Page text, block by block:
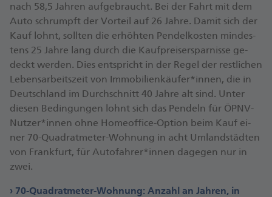
nach 58,5 Jah­ren auf­ge­braucht. Bei der Fahrt mit dem
Au­to schrumpft der Vor­teil auf 26 Jah­re. Da­mit sich der
Kauf lohnt, soll­ten die er­höh­ten Pen­del­kos­ten min­des­
tens 25 Jah­re lang durch die Kauf­prei­ser­spar­nis­se ge­
deckt wer­den. Dies ent­spricht in der Re­gel der rest­li­chen
Le­bens­ar­beits­zeit von Im­mo­bi­li­en­käu­fer*in­nen, die in
Deutsch­land im Durch­schnitt 40 Jah­re alt sind. Un­ter
die­sen Be­din­gun­gen lohnt sich das Pen­deln für ÖPNV-
Nut­zer*in­nen oh­ne Ho­me­of­fice-Op­ti­on beim Kauf ei­
ner 70-Qua­drat­me­ter-Woh­nung in acht Um­land­städ­ten
von Frank­furt, für Au­to­fah­rer*in­nen da­ge­gen nur in
zwei.
70-Quadratmeter-Wohnung: Anzahl an Jahren, in